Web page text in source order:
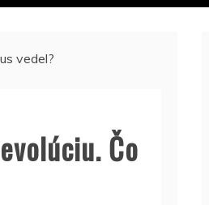
vedel?
Čo